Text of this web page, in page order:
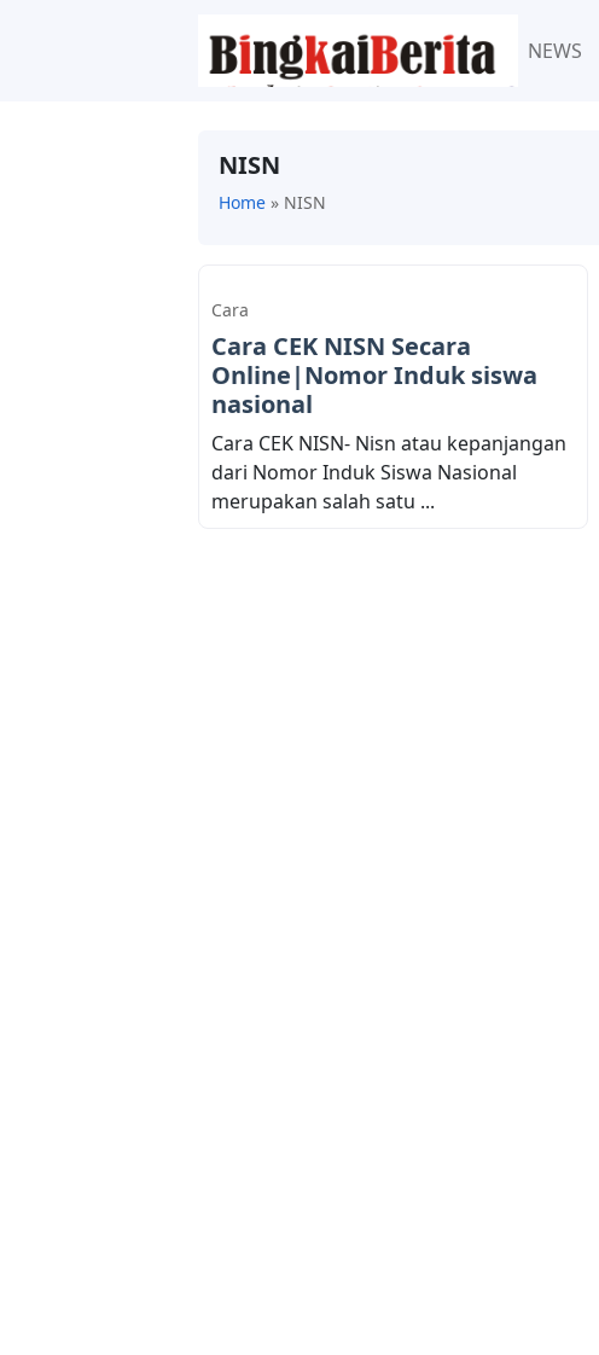
NEWS
NISN
Home » NISN
Cara
Cara CEK NISN Secara
Online|Nomor Induk siswa
nasional
Cara CEK NISN- Nisn atau kepanjangan
dari Nomor Induk Siswa Nasional
merupakan salah satu ...